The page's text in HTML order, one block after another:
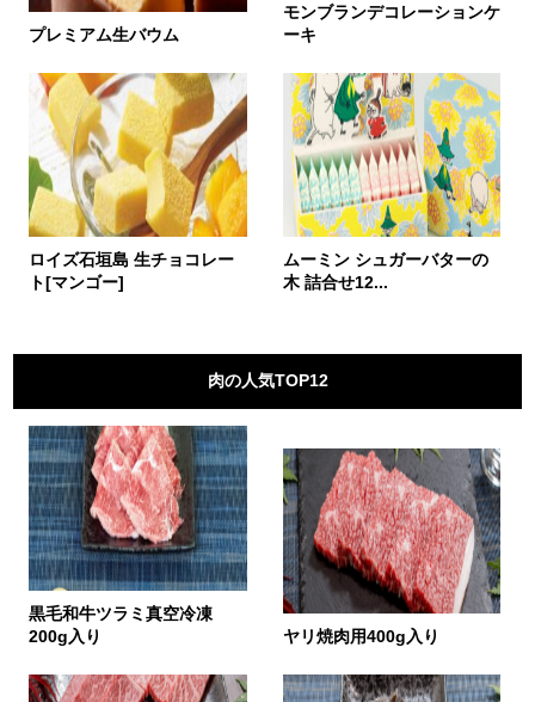
プレミアム生バウム
モンブランデコレーションケ
ーキ
ロイズ石垣島 生チョコレー
ト[マンゴー]
ムーミン シュガーバターの
木 詰合せ12...
肉の人気TOP12
黒毛和牛ツラミ真空冷凍
200g入り
ヤリ焼肉用400g入り